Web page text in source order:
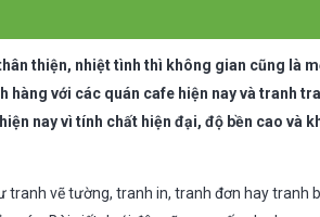
thiện, nhiệt tình thì không gian cũng là
hàng với các quán cafe hiện nay và tranh
nay vì tính chất hiện đại, độ bền cao và
tranh vẽ tường, tranh in, tranh đơn hay tranh